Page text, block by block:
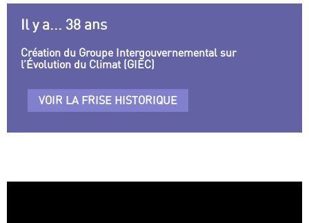
Il y a... 38 ans
Création du Groupe Intergouvernemental sur
l’Évolution du Climat (GIEC)
VOIR LA FRISE HISTORIQUE